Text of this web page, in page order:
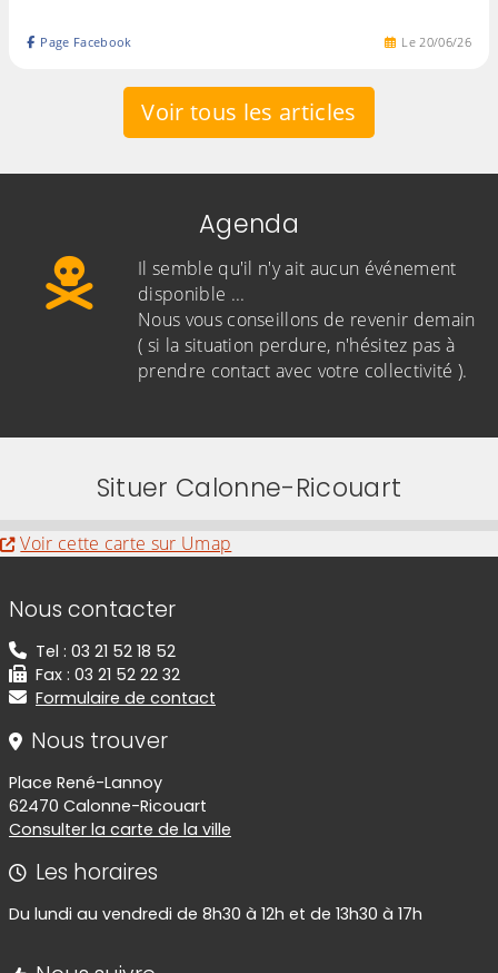
Le 20/06/26
Page Facebook
Voir tous les articles
Agenda
Il semble qu'il n'y ait aucun événement
disponible ...
Nous vous conseillons de revenir demain
( si la situation perdure, n'hésitez pas à
prendre contact avec votre collectivité ).
Situer Calonne-Ricouart
Evitez la carte interactive ci-après et aller au
Voir cette carte sur Umap
Informations de contact
Nous contacter
Tel : 03 21 52 18 52
Fax : 03 21 52 22 32
Formulaire de contact
Nous trouver
Place René-Lannoy
62470 Calonne-Ricouart
Consulter la carte de la ville
Les horaires
Du lundi au vendredi de 8h30 à 12h et de 13h30 à 17h